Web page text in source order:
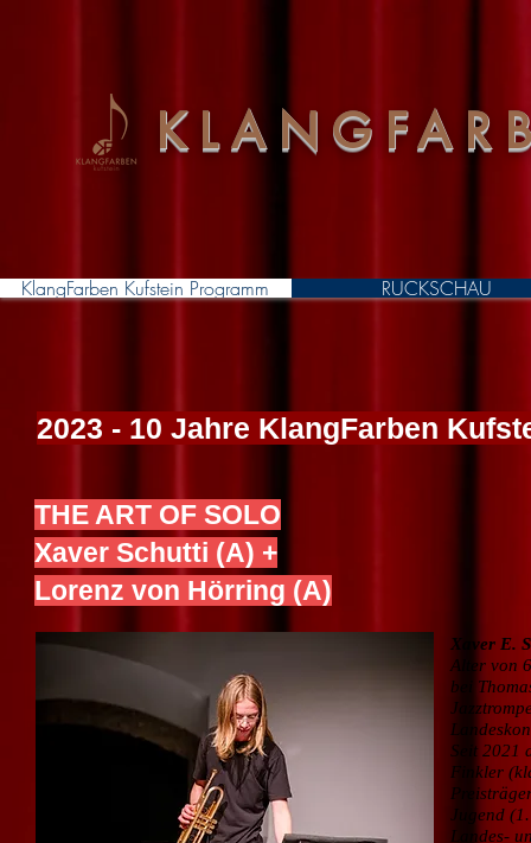
KlangFarben Kufstein Programm RÜCKSCHAU
2023 - 10 Jahre KlangFarben
THE ART OF SOLO
Xaver Schutti (A) +
Lorenz von Hörring (A)
Xaver E.
Alter von
bei
Seit 2021
Finkler
Jugend
Landes-